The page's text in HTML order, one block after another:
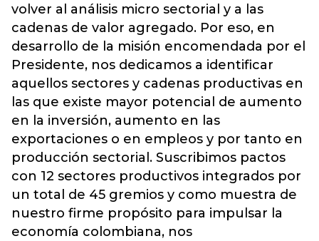
volver al análisis micro sectorial y a las
cadenas de valor agregado. Por eso, en
desarrollo de la misión encomendada por el
Presidente, nos dedicamos a identificar
aquellos sectores y cadenas productivas en
las que existe mayor potencial de aumento
en la inversión, aumento en las
exportaciones o en empleos y por tanto en
producción sectorial. Suscribimos pactos
con 12 sectores productivos integrados por
un total de 45 gremios y como muestra de
nuestro firme propósito para impulsar la
economía colombiana, nos